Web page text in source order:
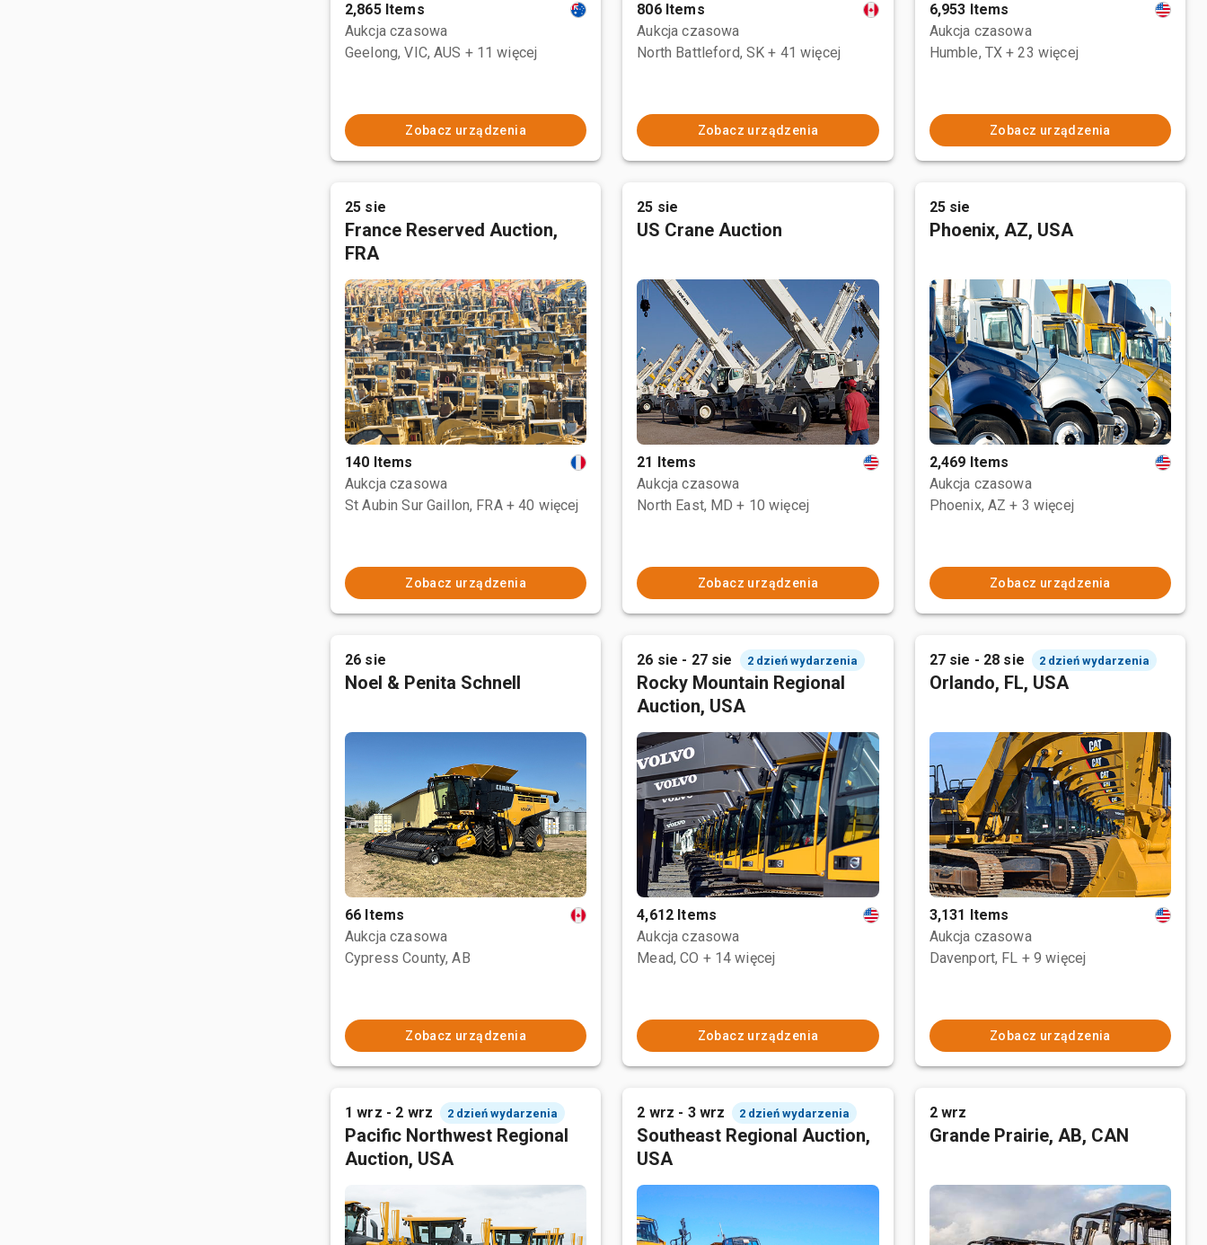
2,865 Items
Aukcja czasowa
Geelong, VIC, AUS + 11 więcej
Zobacz urządzenia
806 Items
Aukcja czasowa
North Battleford, SK + 41 więcej
Zobacz urządzenia
6,953 Items
Aukcja czasowa
Humble, TX + 23 więcej
Zobacz urządzenia
25 sie
France Reserved Auction,
FRA
140 Items
Aukcja czasowa
St Aubin Sur Gaillon, FRA + 40 więcej
Zobacz urządzenia
25 sie
US Crane Auction
21 Items
Aukcja czasowa
North East, MD + 10 więcej
Zobacz urządzenia
25 sie
Phoenix, AZ, USA
2,469 Items
Aukcja czasowa
Phoenix, AZ + 3 więcej
Zobacz urządzenia
26 sie
Noel & Penita Schnell
66 Items
Aukcja czasowa
Cypress County, AB
Zobacz urządzenia
26 sie - 27 sie 2 dzień wydarzenia
Rocky Mountain Regional
Auction, USA
4,612 Items
Aukcja czasowa
Mead, CO + 14 więcej
Zobacz urządzenia
27 sie - 28 sie 2 dzień wydarzenia
Orlando, FL, USA
3,131 Items
Aukcja czasowa
Davenport, FL + 9 więcej
Zobacz urządzenia
1 wrz - 2 wrz 2 dzień wydarzenia
Pacific Northwest Regional
Auction, USA
2 wrz - 3 wrz 2 dzień wydarzenia
Southeast Regional Auction,
USA
2 wrz
Grande Prairie, AB, CAN